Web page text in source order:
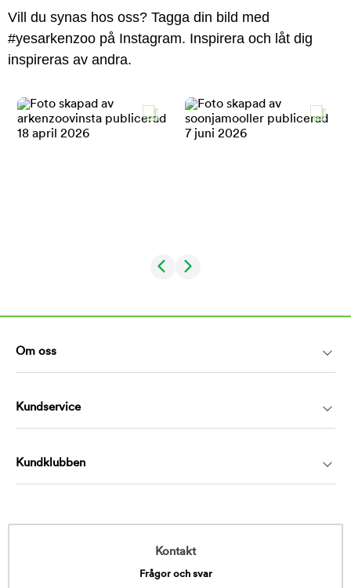
Vill du synas hos oss? Tagga din bild med
#yesarkenzoo på Instagram. Inspirera och låt dig
inspireras av andra.
Om oss
Kundservice
Kundklubben
Kontakt
Frågor och svar